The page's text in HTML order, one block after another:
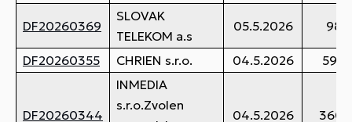
DF20260369
SLOVAK
TELEKOM a.s
05.5.2026
DF20260355 CHRIEN s.r.o. 04.5.2026
DF20260344
INMEDIA
s.r.o.Zvolen
04.5.2026